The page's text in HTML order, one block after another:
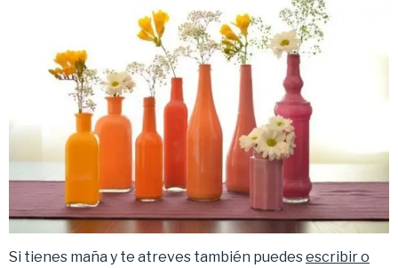
Si tienes maña y te atreves también puedesescribir o